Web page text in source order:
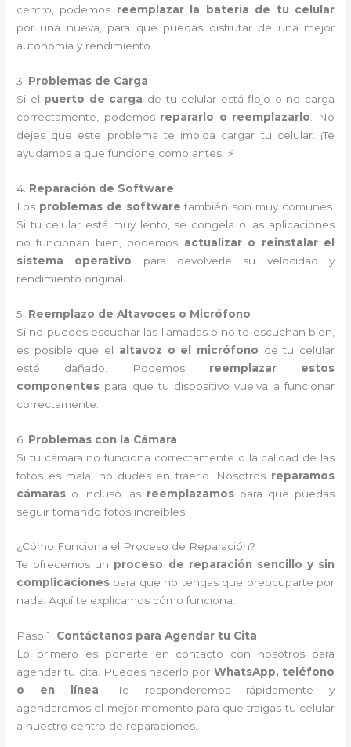
centro, podemos reemplazar la batería de tu celular
por una nueva, para que puedas disfrutar de una mejor
autonomía y rendimiento.
3. Problemas de Carga
Si el puerto de carga de tu celular está flojo o no carga
correctamente, podemos repararlo o reemplazarlo . No
dejes que este problema te impida cargar tu celular. ¡Te
ayudamos a que funcione como antes! ⚡
4. Reparación de Software
Los problemas de software también son muy comunes.
Si tu celular está muy lento, se congela o las aplicaciones
no funcionan bien, podemos actualizar o reinstalar el
sistema operativo para devolverle su velocidad y
rendimiento original.
5. Reemplazo de Altavoces o Micrófono
Si no puedes escuchar las llamadas o no te escuchan bien,
es posible que el altavoz o el micrófono de tu celular
esté dañado. Podemos reemplazar estos
componentes para que tu dispositivo vuelva a funcionar
correctamente.
6. Problemas con la Cámara
Si tu cámara no funciona correctamente o la calidad de las
fotos es mala, no dudes en traerlo. Nosotros reparamos
cámaras o incluso las reemplazamos para que puedas
seguir tomando fotos increíbles.
¿Cómo Funciona el Proceso de Reparación?
Te ofrecemos un proceso de reparación sencillo y sin
complicaciones para que no tengas que preocuparte por
nada. Aquí te explicamos cómo funciona:
Paso 1: Contáctanos para Agendar tu Cita
Lo primero es ponerte en contacto con nosotros para
agendar tu cita. Puedes hacerlo por WhatsApp, teléfono
o en línea. Te responderemos rápidamente y
agendaremos el mejor momento para que traigas tu celular
a nuestro centro de reparaciones.